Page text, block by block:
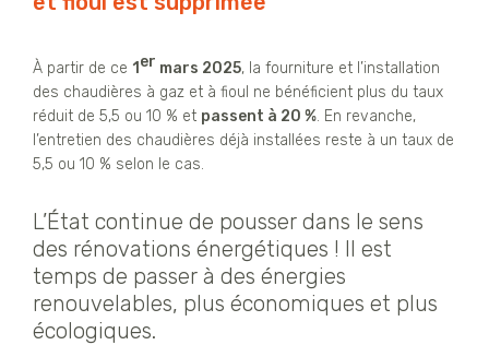
À partir de ce 1 er mars 2025, la fourniture et l’installation
des chaudières à gaz et à fioul ne bénéficient plus du taux
réduit de 5,5 ou 10 % et passent à 20 %. En revanche,
l’entretien des chaudières déjà installées reste à un taux de
5,5 ou 10 % selon le cas.
L’État continue de pousser dans le sens
des rénovations énergétiques ! Il est
temps de passer à des énergies
renouvelables, plus économiques et plus
écologiques.